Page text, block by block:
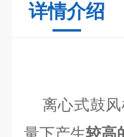
详情介绍
离心式鼓风
量下产生较高